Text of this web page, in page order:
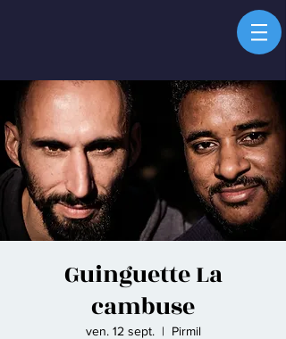
Guinguette La
cambuse
ven. 12 sept.
  |
Pirmil